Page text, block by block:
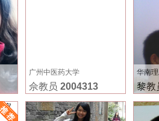
广州中医药大学
佘教员 2004313
华南
黎